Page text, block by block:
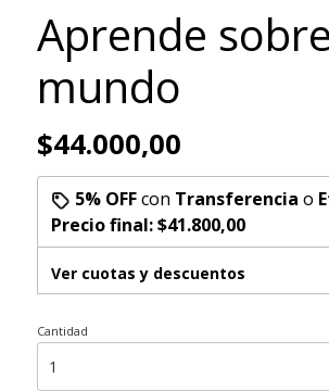
Aprende
mundo
$44.000,00
5% OFFcon Transferencia o
Precio final:$41.800,00
Ver cuotas y descuentos
Cantidad